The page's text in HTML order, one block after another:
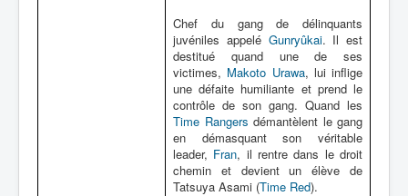
Chef du gang de délinquants
juvéniles appelé Gunryûkai. Il est
destitué quand une de ses
victimes, Makoto Urawa, lui inflige
une défaite humiliante et prend le
contrôle de son gang. Quand les
Time Rangers démantèlent le gang
en démasquant son véritable
leader, Fran, il rentre dans le droit
chemin et devient un élève de
Tatsuya Asami (Time Red).